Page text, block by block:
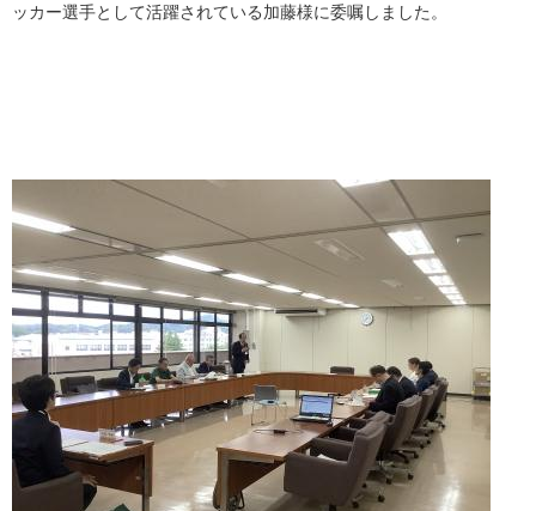
ッカー選手として活躍されている加藤様に委嘱しました。